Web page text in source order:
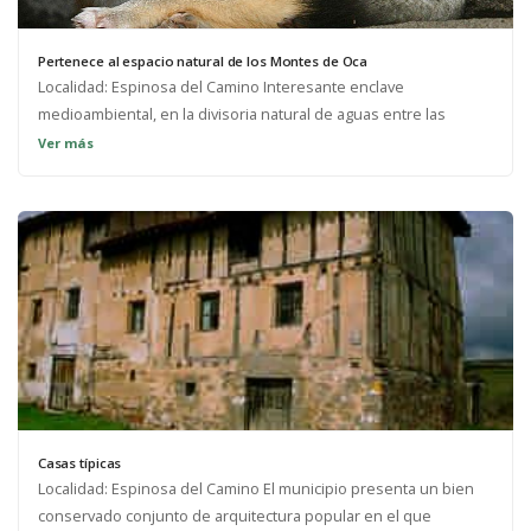
Pertenece al espacio natural de los Montes de Oca
Localidad: Espinosa del Camino Interesante enclave
medioambiental, en la divisoria natural de aguas entre las
cuencas del Ebro y del Duero VegetaciónDehesas de haya y
DescripciónDentro de sus límites se conservan aún extensos
bosques autóctonos. El mayor interés paisajístico de la zona
reside en el desfiladero de más de 5 km abierto por el río Oca
en su camino hacia la comarca de la Bureba y en la dehesa de
Puras de Villafranca.
Ver más
Casas típicas
Localidad: Espinosa del Camino El municipio presenta un bien
conservado conjunto de arquitectura popular en el que